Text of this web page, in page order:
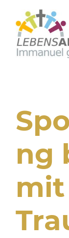
ng
mit